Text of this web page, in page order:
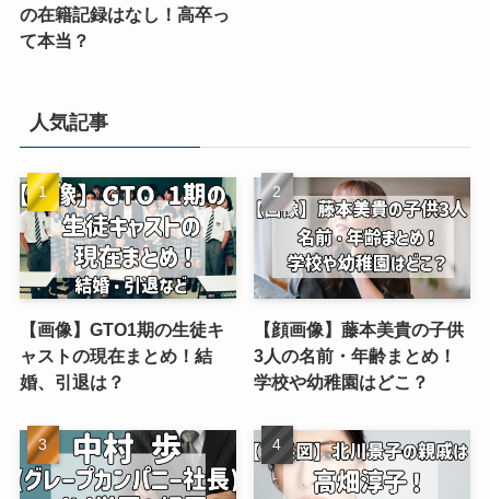
の在籍記録はなし！高卒っ
て本当？
人気記事
【画像】GTO1期の生徒キ
ャストの現在まとめ！結
婚、引退は？
【顔画像】藤本美貴の子供
3人の名前・年齢まとめ！
学校や幼稚園はどこ？